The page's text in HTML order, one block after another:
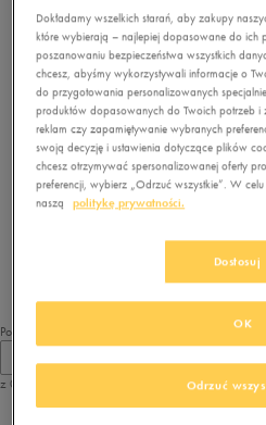
Brak produktów do
usuń
Pokaż
z 0
Dokładamy wszelkich starań, aby zakupy
które wybierają – najlepiej dopasowane do ich
poszanowaniu bezpieczeństwa wszystkich
chcesz, abyśmy wykorzystywali informacje o
do przygotowania personalizowanych
produktów dopasowanych do Twoich potrzeb i
reklam czy zapamiętywanie wybranych
swoją decyzję i ustawienia dotyczące plików
chcesz otrzymywać spersonalizowanej oferty
preferencji, wybierz „Odrzuć wszystkie”. W
naszą
politykę prywatności.
Dostosuj
Odrzuć
OK